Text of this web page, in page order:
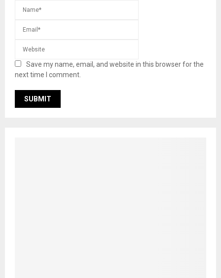
Save my name, email, and website in this browser for the
next time I comment.